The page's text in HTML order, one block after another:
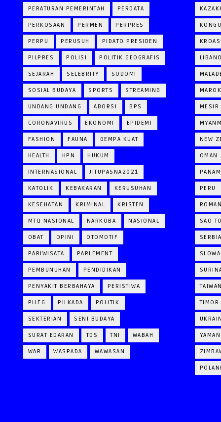
PERATURAN PEMERINTAH PERDATA
PERKOSAAN PERMEN PERPRES
PERPU PERUSUH PIDATO PRESIDEN
PILPRES POLISI POLITIK GEOGRAFIS
SEJARAH SELEBRITY SODOMI
SOSIAL BUDAYA SPORTS STREAMING
UNDANG UNDANG ABORSI BPS
CORONAVIRUS EKONOMI EPIDEMI
FASHION FAUNA GEMPA KUAT
HEALTH HPN HUKUM
INTERNASIONAL JITUPASNA2021
KATOLIK KEBAKARAN KERUSUHAN
KESEHATAN KRIMINAL KRISTEN
MTQ NASIONAL NARKOBA NASIONAL
OBAT OPINI OTOMOTIF
PARIWISATA PARLEMENT
PEMBUNUHAN PENDIDIKAN
PENYAKIT BERBAHAYA PERISTIWA
PILEG PILKADA POLITIK
SEKTERIAN SENI BUDAYA
SURAT EDARAN TDS TNI WABAH
WAR WASPADA WAWASAN
MESIR
NEW
OMAN
PERU
SAO
TIMOR
YAMAN